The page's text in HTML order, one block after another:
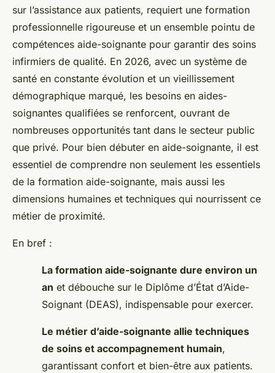
sur l’assistance aux patients, requiert une formation
professionnelle rigoureuse et un ensemble pointu de
compétences aide-soignante pour garantir des soins
infirmiers de qualité. En 2026, avec un système de
santé en constante évolution et un vieillissement
démographique marqué, les besoins en aides-
soignantes qualifiées se renforcent, ouvrant de
nombreuses opportunités tant dans le secteur public
que privé. Pour bien débuter en aide-soignante, il est
essentiel de comprendre non seulement les essentiels
de la formation aide-soignante, mais aussi les
dimensions humaines et techniques qui nourrissent ce
métier de proximité.
En bref :
La formation aide-soignante dure environ un
an et débouche sur le Diplôme d’État d’Aide-
Soignant (DEAS), indispensable pour exercer.
Le métier d’aide-soignante allie techniques
de soins et accompagnement humain,
garantissant confort et bien-être aux patients.